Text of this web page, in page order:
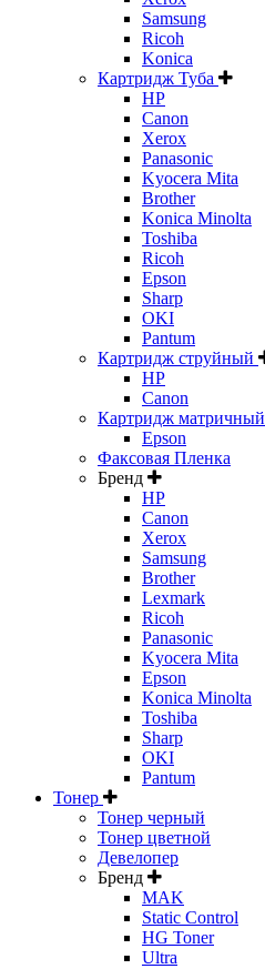
Samsung
Ricoh
Konica
Картридж Туба
HP
Canon
Xerox
Panasonic
Kyocera Mita
Brother
Konica Minolta
Toshiba
Ricoh
Epson
Sharp
OKI
Pantum
Картридж струйный
HP
Canon
Картридж матричный
Epson
Факсовая Пленка
Бренд
HP
Canon
Xerox
Samsung
Brother
Lexmark
Ricoh
Panasonic
Kyocera Mita
Epson
Konica Minolta
Toshiba
Sharp
OKI
Pantum
Тонер
Тонер черный
Тонер цветной
Девелопер
Бренд
MAK
Static Control
HG Toner
Ultra